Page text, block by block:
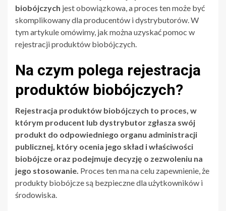
biobójczych jest obowiązkowa, a proces ten może być
skomplikowany dla producentów i dystrybutorów. W
tym artykule omówimy, jak można uzyskać pomoc w
rejestracji produktów biobójczych.
Na czym polega rejestracja
produktów biobójczych?
Rejestracja produktów biobójczych to proces, w
którym producent lub dystrybutor zgłasza swój
produkt do odpowiedniego organu administracji
publicznej, który ocenia jego skład i właściwości
biobójcze oraz podejmuje decyzję o zezwoleniu na
jego stosowanie. Proces ten ma na celu zapewnienie, że
produkty biobójcze są bezpieczne dla użytkowników i
środowiska.